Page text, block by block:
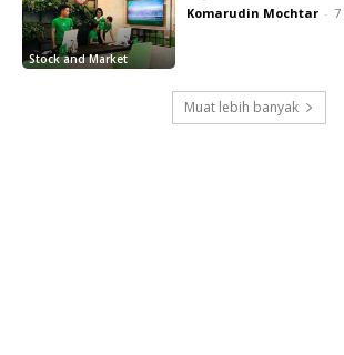
Stock and Market
Komarudin Mochtar - 7
Muat lebih banyak